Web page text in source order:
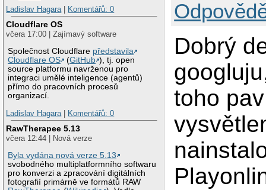
Ladislav Hagara
Komentářů: 0
Cloudflare OS
včera 17:00 | Zajímavý software
Společnost Cloudflare představila
Cloudflare OS
(GitHub ), tj. open
source platformu navrženou pro
integraci umělé inteligence (agentů)
přímo do pracovních procesů
organizací.
Ladislav Hagara
Komentářů: 0
RawTherapee 5.13
včera 12:44 | Nová verze
Byla vydána nová verze 5.13
svobodného multiplatformního softwaru
pro konverzi a zpracování digitálních
fotografií primárně ve formátů RAW
Dobrý
toho